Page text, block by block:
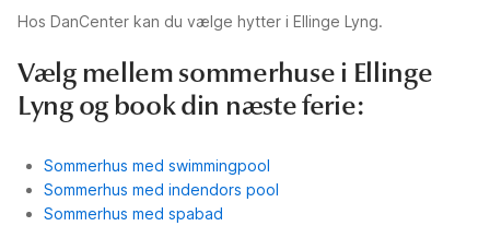
Hos DanCenter kan du vælge hytter i Ellinge Lyng.
Vælg mellem sommerhuse i Ellinge
Lyng og book din næste ferie:
Sommerhus med swimmingpool
Sommerhus med indendors pool
Sommerhus med spabad